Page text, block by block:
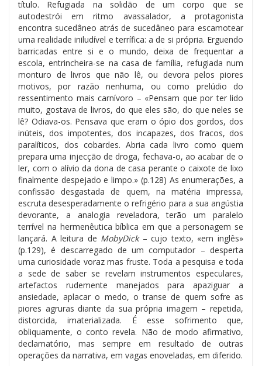
título. Refugiada na solidão de um corpo que se
autodestrói em ritmo avassalador, a protagonista
encontra sucedâneo atrás de sucedâneo para escamotear
uma realidade iniludível e terrífica: a de si própria. Erguendo
barricadas entre si e o mundo, deixa de frequentar a
escola, entrincheira-se na casa de família, refugiada num
monturo de livros que não lê, ou devora pelos piores
motivos, por razão nenhuma, ou como prelúdio do
ressentimento mais carnívoro – «Pensam que por ter lido
muito, gostava de livros, do que eles são, do que neles se
lê? Odiava-os. Pensava que eram o ópio dos gordos, dos
inúteis, dos impotentes, dos incapazes, dos fracos, dos
paralíticos, dos cobardes. Abria cada livro como quem
prepara uma injecção de droga, fechava-o, ao acabar de o
ler, com o alívio da dona de casa perante o caixote de lixo
finalmente despejado e limpo.» (p.128) As enumerações, a
confissão desgastada de quem, na matéria impressa,
escruta desesperadamente o refrigério para a sua angústia
devorante, a analogia reveladora, terão um paralelo
terrível na hermenêutica bíblica em que a personagem se
lançará. A leitura de MobyDick– cujo texto, «em inglês»
(p.129), é descarregado de um computador – desperta
uma curiosidade voraz mas fruste. Toda a pesquisa e toda
a sede de saber se revelam instrumentos especulares,
artefactos rudemente manejados para apaziguar a
ansiedade, aplacar o medo, o transe de quem sofre as
piores agruras diante da sua própria imagem – repetida,
distorcida, imaterializada. É esse sofrimento que,
obliquamente, o conto revela. Não de modo afirmativo,
declamatório, mas sempre em resultado de outras
operações da narrativa, em vagas enoveladas, em diferido.